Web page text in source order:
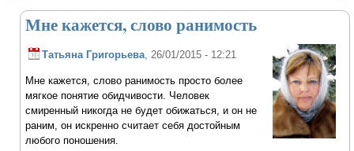
Мне кажется, слово ранимость
Татьяна Григорьева , 26/01/2015 - 12:21
Мне кажется, слово ранимость просто более
мягкое понятие обидчивости. Человек
смиренный никогда не будет обижаться, и он не
раним, он искренно считает себя достойным
любого поношения.